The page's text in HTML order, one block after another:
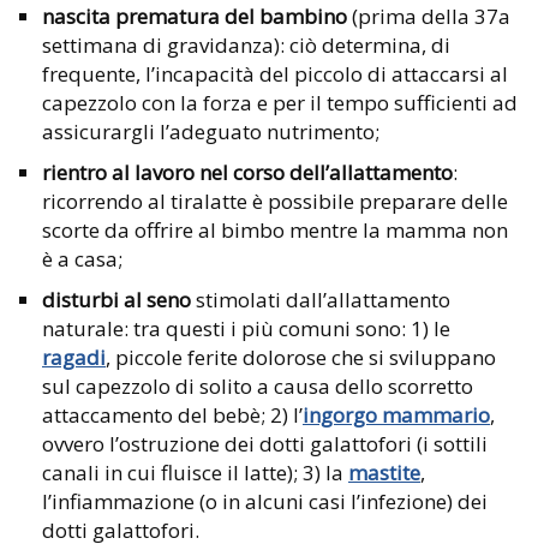
nascita prematura del bambino(prima della 37a
settimana di gravidanza): ciò determina, di
frequente, l’incapacità del piccolo di attaccarsi al
capezzolo con la forza e per il tempo sufficienti ad
assicurargli l’adeguato nutrimento;
rientro al lavoro nel corso dell’allattamento:
ricorrendo al tiralatte è possibile preparare delle
scorte da offrire al bimbo mentre la mamma non
è a casa;
disturbi al senostimolati dall’allattamento
naturale: tra questi i più comuni sono: 1) le
ragadi, piccole ferite dolorose che si sviluppano
sul capezzolo di solito a causa dello scorretto
attaccamento del bebè; 2) l’ingorgo mammario,
ovvero l’ostruzione dei dotti galattofori (i sottili
canali in cui fluisce il latte); 3) la mastite,
l’infiammazione (o in alcuni casi l’infezione) dei
dotti galattofori.